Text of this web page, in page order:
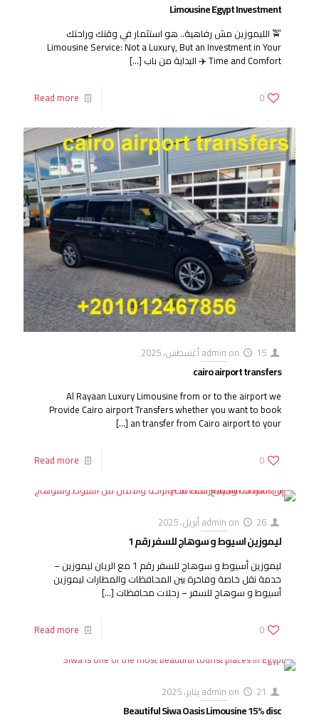
Limousine Egypt Investment
🚖 الليموزين مش رفاهية.. هو استثمار في وقتك وراحتك
Limousine Service: Not a Luxury, But an Investment in Your
Time and Comfort ✈️ البداية من باب […]
0
Read more
admin on 15 أغسطس، 2025
cairo airport transfers
Al Rayaan Luxury Limousine from or to the airport we
Provide Cairo airport Transfers whether you want to book
an transfer from Cairo airport to your
[…]
0
Read more
admin on 26 أبريل، 2025
ليموزين اسيوط و سوهاج للسفر رقم 1
ليموزين أسيوط و سوهاج للسفر رقم 1 مع الريان ليموزين –
خدمة نقل خاصة وفاخرة بين المحافظات والمطارات ليموزين
أسيوط و سوهاج للسفر – رحلات محافظات […]
0
Read more
admin on 21 يناير، 2025
Beautiful Siwa Oasis Limousine 15% disc